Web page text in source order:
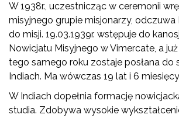
W 1938r., uczestnicząc w ceremonii
misyjnego grupie misjonarzy, odczuwa
do misji. 19.03.1939r. wstępuje do
Nowicjatu Misyjnego w Vimercate, a
tego samego roku zostaje posłana do
Indiach. Ma wówczas 19 lat i 6
W Indiach dopełnia formację
studia. Zdobywa wysokie